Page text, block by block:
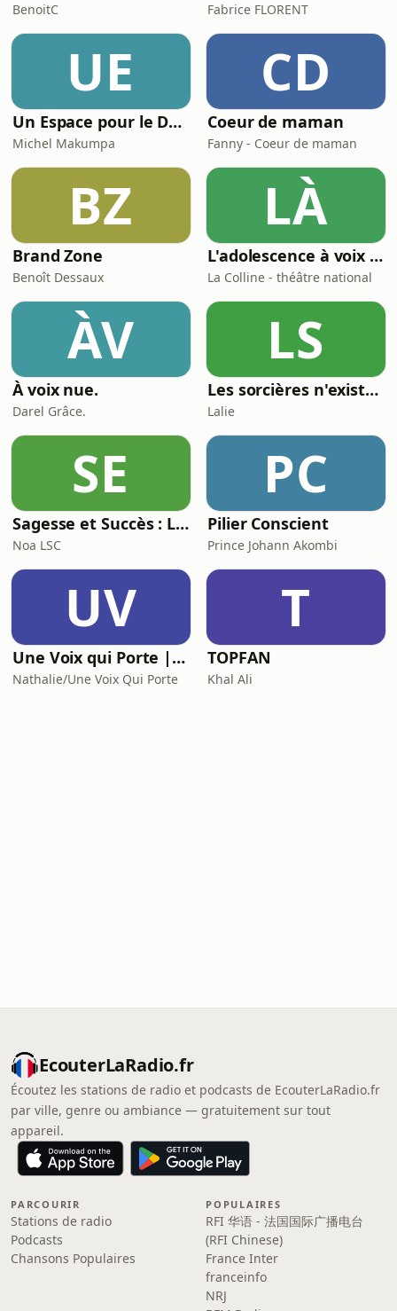
BenoitC Fabrice FLORENT
UE
Un Espace pour le Deuil
Michel Makumpa
CD
Coeur de maman
Fanny - Coeur de maman
BZ
Brand Zone
Benoît Dessaux
LÀ
L'adolescence à voix haute
La Colline - théâtre national
ÀV
À voix nue.
Darel Grâce.
LS
Les sorcières n'existent pas
Lalie
SE
Sagesse et Succès : Le Podcast du Lifestyle Inspirant
Noa LSC
PC
Pilier Conscient
Prince Johann Akombi
UV
Une Voix qui Porte | Podcast
Nathalie/Une Voix Qui Porte
T
TOPFAN
Khal Ali
EcouterLaRadio.fr
Écoutez les stations de radio et podcasts de EcouterLaRadio.fr
par ville, genre ou ambiance — gratuitement sur tout
appareil.
PARCOURIR
Stations de radio
Podcasts
Chansons Populaires
POPULAIRES
RFI 华语 - 法国国际广播电台
(RFI Chinese)
France Inter
franceinfo
NRJ